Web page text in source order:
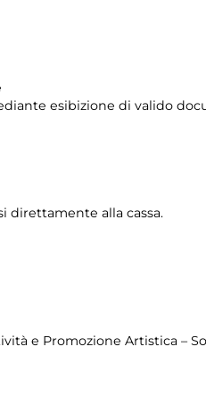
esibizione di valido
direttamente alla cassa.
e Promozione Artistica –